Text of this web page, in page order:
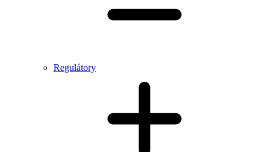
Regulátory